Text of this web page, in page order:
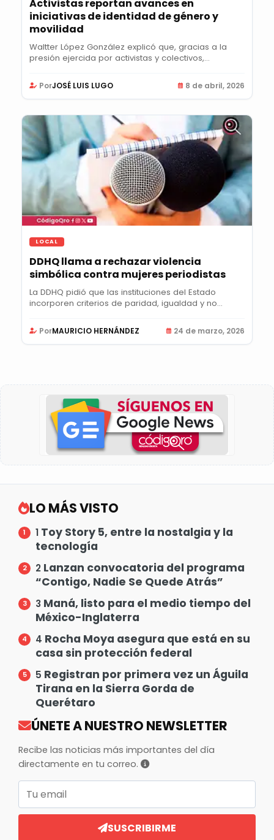
Activistas reportan avances en
iniciativas de identidad de género y
movilidad
Waltter López González explicó que, gracias a la
presión ejercida por activistas y colectivos,...
PorJOSÉ LUIS LUGO 8 de abril, 2026
LOCAL
DDHQ llama a rechazar violencia
simbólica contra mujeres periodistas
La DDHQ pidió que las instituciones del Estado
incorporen criterios de paridad, igualdad y no...
PorMAURICIO HERNÁNDEZ 24 de marzo, 2026
LO MÁS VISTO
1 Toy Story 5, entre la nostalgia y la
tecnología
2 Lanzan convocatoria del programa
“Contigo, Nadie Se Quede Atrás”
3 Maná, listo para el medio tiempo del
México-Inglaterra
4 Rocha Moya asegura que está en su
casa sin protección federal
5 Registran por primera vez un Águila
Tirana en la Sierra Gorda de
Querétaro
ÚNETE A NUESTRO NEWSLETTER
Recibe las noticias más importantes del día
directamente en tu correo.
Correo electrónico
SUSCRIBIRME